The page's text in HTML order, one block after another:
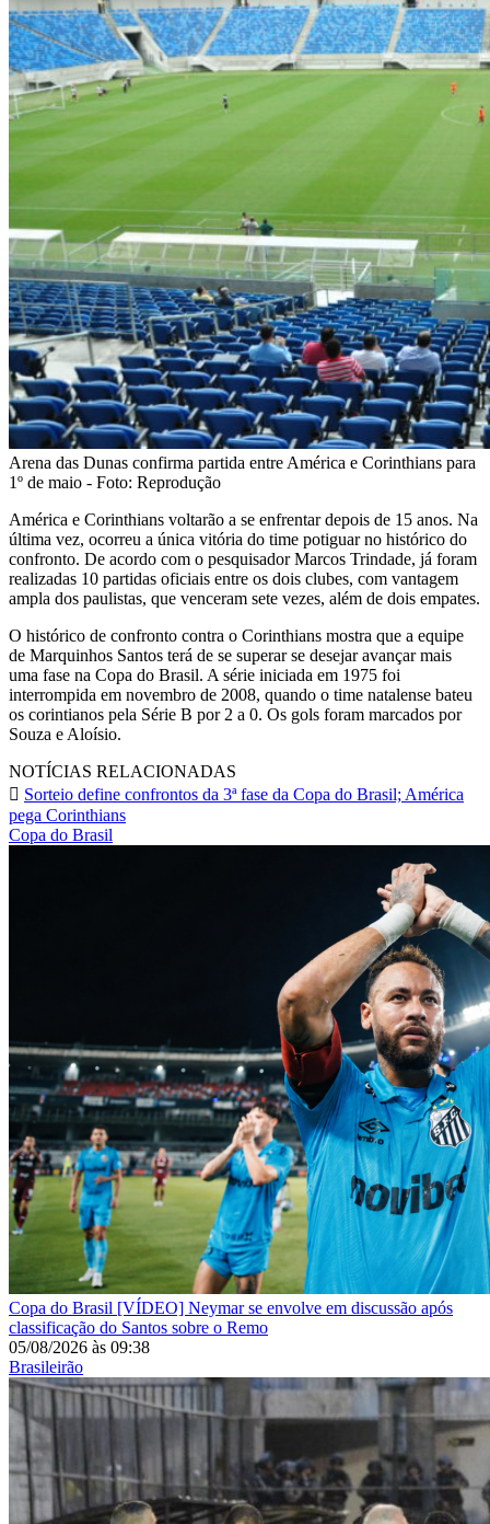
Arena das Dunas confirma partida entre América e Corinthians para
1º de maio - Foto: Reprodução
América e Corinthians voltarão a se enfrentar depois de 15 anos. Na
última vez, ocorreu a única vitória do time potiguar no histórico do
confronto. De acordo com o pesquisador Marcos Trindade, já foram
realizadas 10 partidas oficiais entre os dois clubes, com vantagem
ampla dos paulistas, que venceram sete vezes, além de dois empates.
O histórico de confronto contra o Corinthians mostra que a equipe
de Marquinhos Santos terá de se superar se desejar avançar mais
uma fase na Copa do Brasil. A série iniciada em 1975 foi
interrompida em novembro de 2008, quando o time natalense bateu
os corintianos pela Série B por 2 a 0. Os gols foram marcados por
Souza e Aloísio.
NOTÍCIAS RELACIONADAS
Sorteio define confrontos da 3ª fase da Copa do Brasil; América
pega Corinthians
Copa do Brasil
Copa do Brasil [VÍDEO] Neymar se envolve em discussão após
classificação do Santos sobre o Remo
05/08/2026 às 09:38
Brasileirão